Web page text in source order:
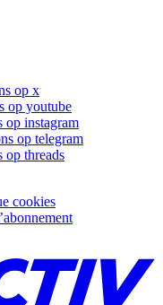
op x
op youtube
op instagram
op telegram
op threads
cookies